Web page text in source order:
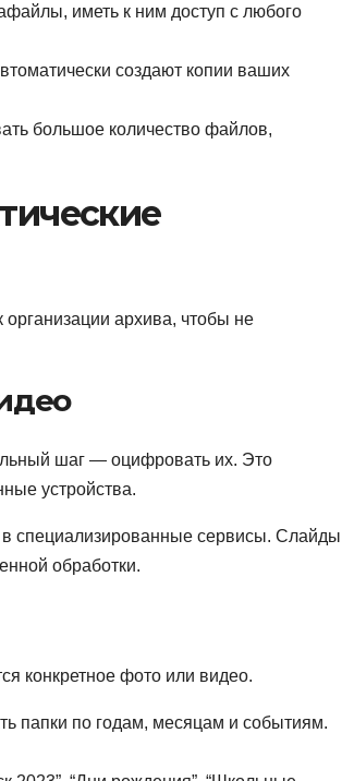
иметь к ним доступ с любого
создают копии ваших
большое количество файлов,
архива, чтобы не
шаг — оцифровать их. Это
устройства.
специализированные сервисы. Слайды
обработки.
конкретное фото или видео.
папки по годам, месяцам и событиям.